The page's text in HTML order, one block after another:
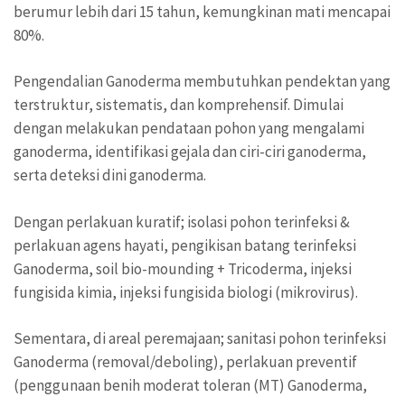
berumur lebih dari 15 tahun, kemungkinan mati mencapai
80%.
Pengendalian Ganoderma membutuhkan pendektan yang
terstruktur, sistematis, dan komprehensif. Dimulai
dengan melakukan pendataan pohon yang mengalami
ganoderma, identifikasi gejala dan ciri-ciri ganoderma,
serta deteksi dini ganoderma.
Dengan perlakuan kuratif; isolasi pohon terinfeksi &
perlakuan agens hayati, pengikisan batang terinfeksi
Ganoderma, soil bio-mounding + Tricoderma, injeksi
fungisida kimia, injeksi fungisida biologi (mikrovirus).
Sementara, di areal peremajaan; sanitasi pohon terinfeksi
Ganoderma (removal/deboling), perlakuan preventif
(penggunaan benih moderat toleran (MT) Ganoderma,